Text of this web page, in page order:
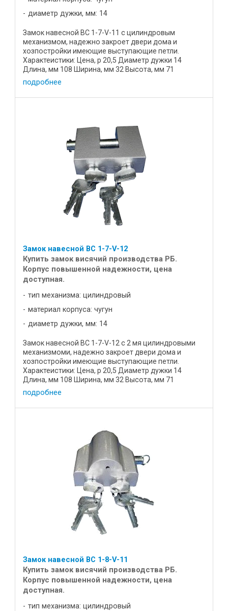
диаметр дужки, мм: 14
Замок навесной ВС 1-7-V-11 с цилиндровым
механизмом, надежно закроет двери дома и
хозпостройки имеющие выступающие петли.
Характеистики: Цена, р 20,5 Диаметр дужки 14
Длина, мм 108 Ширина, мм 32 Высота, мм 71
Материал корпуса высокопрочный чугун ...
подробнее
Замок навесной ВС 1-7-V-12
Купить замок висячий производства РБ.
Корпус повышенной надежности, цена
доступная.
тип механизма: цилиндровый
материал корпуса: чугун
диаметр дужки, мм: 14
Замок навесной ВС 1-7-V-12 с 2 мя цилиндровыми
механизмоми, надежно закроет двери дома и
хозпостройки имеющие выступающие петли.
Характеистики: Цена, р 20,5 Диаметр дужки 14
Длина, мм 108 Ширина, мм 32 Высота, мм 71
Материал корпуса высокопрочный ...
подробнее
Замок навесной ВС 1-8-V-11
Купить замок висячий производства РБ.
Корпус повышенной надежности, цена
доступная.
тип механизма: цилиндровый